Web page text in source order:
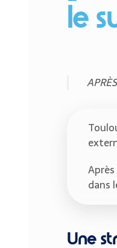
le
dans
Une